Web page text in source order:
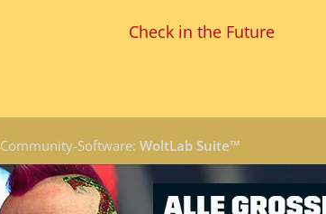
Check in the Future
Community-Software: WoltLab Suite™